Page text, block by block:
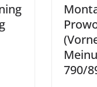
790/